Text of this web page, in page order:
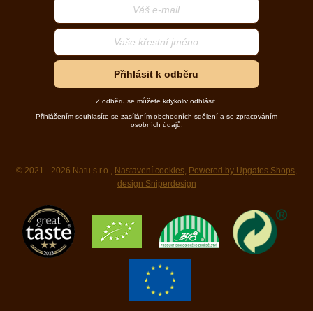
Přihlásit k odběru
Z odběru se můžete kdykoliv odhlásit.
Přihlášením souhlasíte se zasíláním obchodních sdělení a se zpracováním
osobních údajů.
© 2021 - 2026 Natu s.r.o., Nastavení cookies, Powered by Upgates Shops,
design Sniperdesign